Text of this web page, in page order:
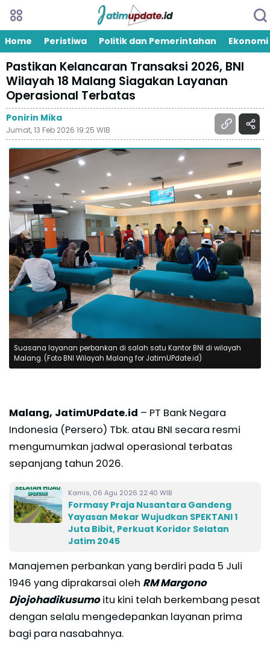
Home Peristiwa Politik dan Pemerintahan Ekonomi
Pastikan Kelancaran Transaksi 2026, BNI
Wilayah 18 Malang Siagakan Layanan
Operasional Terbatas
Ponirin Mika
Jumat, 13 Feb 2026 19:25 WIB
Suasana layanan perbankan di salah satu Kantor BNI di wilayah
Malang. (Foto BNI Wilayah Malang for JatimUPdate.id)
Malang, JatimUPdate.id – PT Bank Negara
Indonesia (Persero) Tbk. atau BNI secara resmi
mengumumkan jadwal operasional terbatas
sepanjang tahun 2026.
Kamis, 06 Agu 2026 22:40 WIB
Formasy Praja Nusantara Gandeng
Yayasan Mekar Wujudkan SPEKTANI 1
Juta Bibit, Perkuat Koridor Selatan
Jatim 2045
Manajemen perbankan yang berdiri pada 5 Juli
1946 yang diprakarsai oleh RM Margono
Djojohadikusumoitu kini telah berkembang pesat
dengan selalu mengedepankan layanan prima
bagi para nasabahnya.